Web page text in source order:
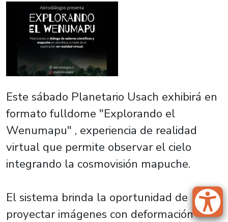
Este sábado Planetario Usach exhibirá en
formato fulldome "Explorando el
Wenumapu" , experiencia de realidad
virtual que permite observar el cielo
integrando la cosmovisión mapuche.
El sistema brinda la oportunidad de
proyectar imágenes con deformación